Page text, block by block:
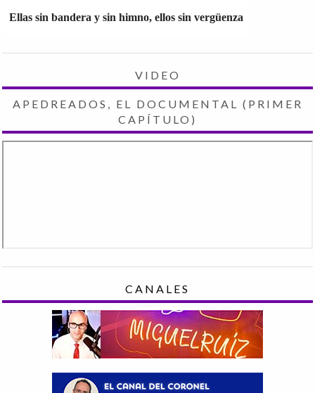
Ellas sin bandera y sin himno, ellos sin vergüenza
VIDEO
APEDREADOS, EL DOCUMENTAL (PRIMER
CAPÍTULO)
CANALES